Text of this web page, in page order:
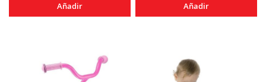
Añadir Añadir